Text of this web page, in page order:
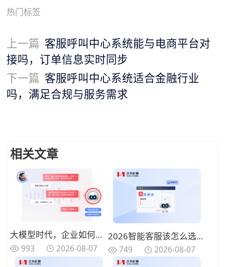
热门标签
上一篇 客服呼叫中心系统能与电商平台对
接吗，订单信息实时同步
下一篇 客服呼叫中心系统适合金融行业
吗，满足合规与服务需求
相关文章
大模型时代，企业如何打造“懂业务、能闭环”的智能语音客服？
993 2026-08-07
2026智能客服该怎么选？从语音交互到全渠道Agent的10家厂商能力拆解
749 2026-08-07